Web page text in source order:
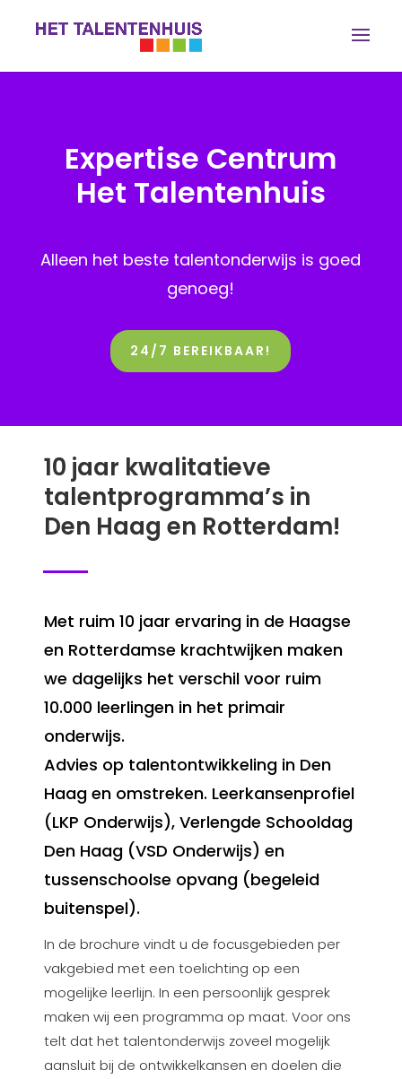
Expertise Centrum
Het Talentenhuis
Alleen het beste talentonderwijs is goed
genoeg!
24/7 BEREIKBAAR!
10 jaar kwalitatieve
talentprogramma’s in
Den Haag en Rotterdam!
Met ruim 10 jaar ervaring in de Haagse
en Rotterdamse krachtwijken maken
we dagelijks het verschil voor ruim
10.000 leerlingen in het primair
onderwijs.
Advies op talentontwikkeling in Den
Haag en omstreken. Leerkansenprofiel
(LKP Onderwijs), Verlengde Schooldag
Den Haag (VSD Onderwijs) en
tussenschoolse opvang (begeleid
buitenspel).
In de brochure vindt u de focusgebieden per
vakgebied met een toelichting op een
mogelijke leerlijn. In een persoonlijk gesprek
maken wij een programma op maat. Voor ons
telt dat het talentonderwijs zoveel mogelijk
aansluit bij de ontwikkelkansen en doelen die